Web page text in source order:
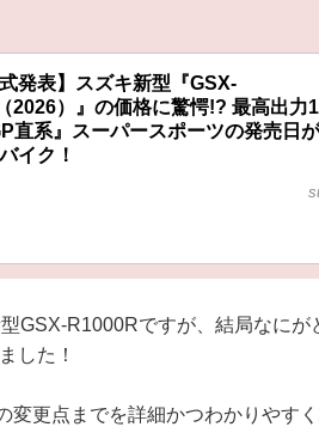
式発表】スズキ新型『GSX-
2026）』の価格に驚愕!? 最高出力
直系』スーパースポーツの発売日
イク！
GSX-R1000Rですが、結局なにが
した！
更点までを詳細かつわかりやす